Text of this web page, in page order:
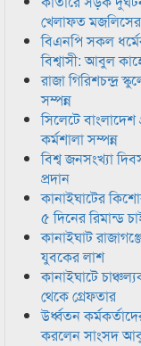
খেলাফত
বিএনপি সকল
বিশ্বাসী: আবুল
রাজা গিরিশচন্দ্র
সম্পন্ন
সিলেটে
কর্মশালা সম্পন্ন
বিশ্ব জনসংখ্যা
প্রদান
কানাইঘাটের
৫ দিনের রিমান্ড
কানাইঘাট
যুবকের লাশ
কানাইঘাটে
থেকে গ্রেফতার
উর্ধ্বতন
করলেন সাংসদ